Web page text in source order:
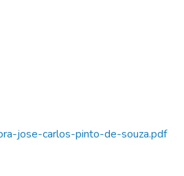
jose-carlos-pinto-de-souza.pdf